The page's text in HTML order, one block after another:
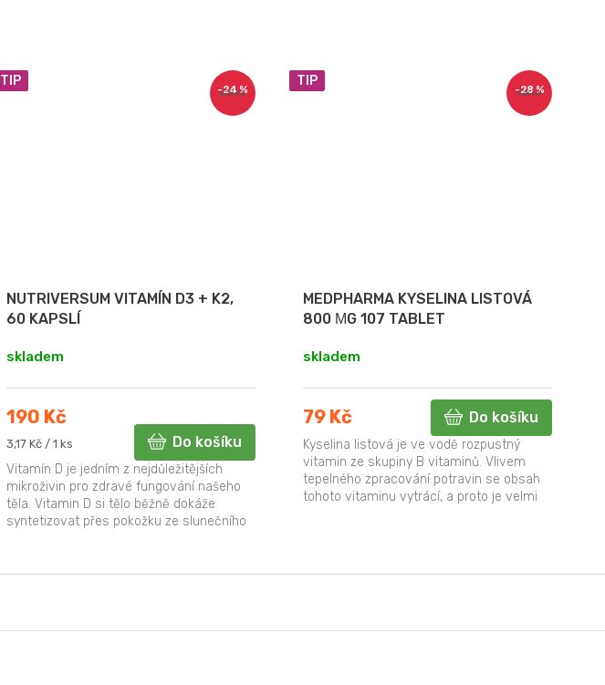
TIP
250 Kč
–24 %
NUTRIVERSUM VITAMÍN D3 + K2,
60 KAPSLÍ
skladem
190 Kč
Měrná
3,17 Kč / 1 ks Do košíku
Vitamín D je jedním z nejdůležitějších
mikroživin pro zdravé fungování našeho
těla. Vitamin D si tělo běžně dokáže
syntetizovat přes pokožku ze slunečního
TIP
110 Kč
–28 %
MEDPHARMA KYSELINA LISTOVÁ
800 ΜG 107 TABLET
skladem
79 Kč Do košíku
Kyselina listová je ve vodě rozpustný
vitamin ze skupiny B vitaminů. Vlivem
tepelného zpracování potravin se obsah
tohoto vitaminu vytrácí, a proto je velmi